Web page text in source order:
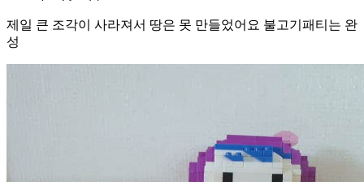
제일 큰 조각이 사라져서 땅은 못 만들었어요 불고기패티는 완
성